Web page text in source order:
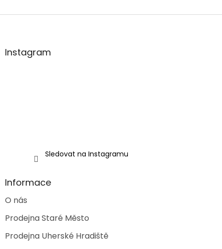
Z
aInstagram
Sledovat na Instagramu
Informace
O nás
Prodejna Staré Město
Prodejna Uherské Hradiště